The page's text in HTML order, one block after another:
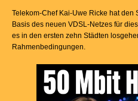
Telekom-Chef Kai-Uwe Ricke hat den
Basis des neuen VDSL-Netzes für
es in den ersten zehn Städten
Rahmenbedingungen.